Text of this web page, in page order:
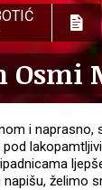
Osmi
i
želimo